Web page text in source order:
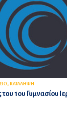
, ΚΑΤΑΛΗΨΗ
1ου Γυμνασίου